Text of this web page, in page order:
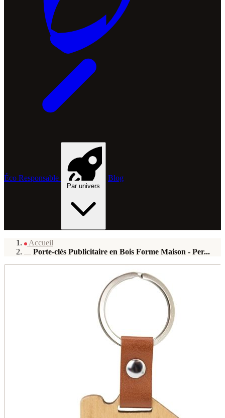
Éco Responsable
Par univers
Blog
Accueil
Porte-clés Publicitaire en Bois Forme Maison - Per...